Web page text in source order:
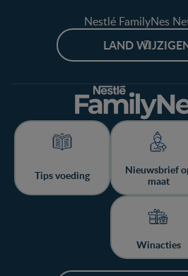
Nestlé FamilyNes
LAND
Tips voeding
Nieuwsbrief
maat
Winacties